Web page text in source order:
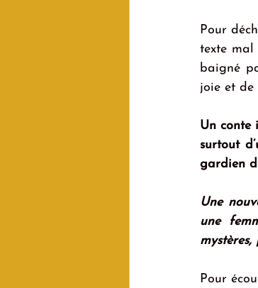
Pour
texte
baigné
joie et de
Un conte
surtout
gardien
Une
une
Pour